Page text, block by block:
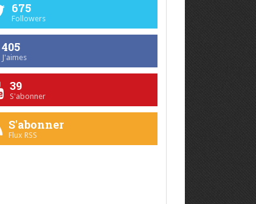
675
Followers
405
J'aimes
39
S'abonner
S'abonner
Flux RSS